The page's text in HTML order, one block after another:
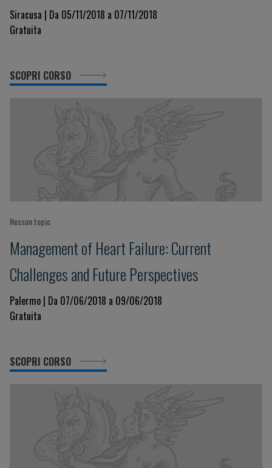
Siracusa | Da 05/11/2018 a 07/11/2018
Gratuita
SCOPRI CORSO
Nessun topic
Management of Heart Failure: Current
Challenges and Future Perspectives
Palermo | Da 07/06/2018 a 09/06/2018
Gratuita
SCOPRI CORSO